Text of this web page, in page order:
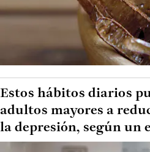
Estos hábitos diarios
adultos mayores a
la depresión, según un